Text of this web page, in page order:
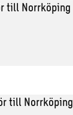
till Norrköping
till Norrköping